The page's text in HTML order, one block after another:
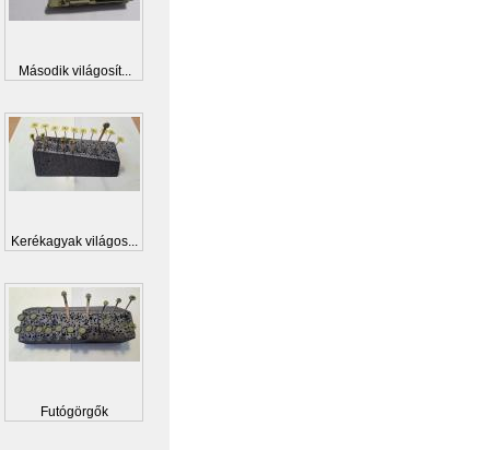
Második világosít...
Kerékagyak világos...
Futógörgők